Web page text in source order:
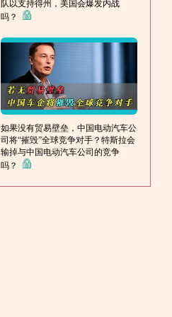
队以支持得州，美国会爆发内战
吗？
如果没有贸易壁垒，中国电动汽车公
司将“摧毁”全球竞争对手？特斯拉会
输掉与中国电动汽车公司的竞争
吗？